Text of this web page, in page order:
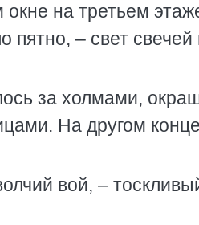
окне на третьем
пятно, – свет свечей
за холмами,
На другом конце
вой, –